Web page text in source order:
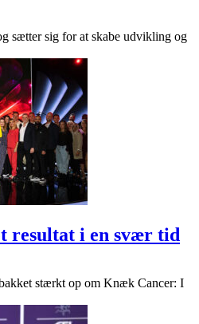
sætter sig for at skabe udvikling og
resultat i en svær tid
stærkt op om Knæk Cancer: I